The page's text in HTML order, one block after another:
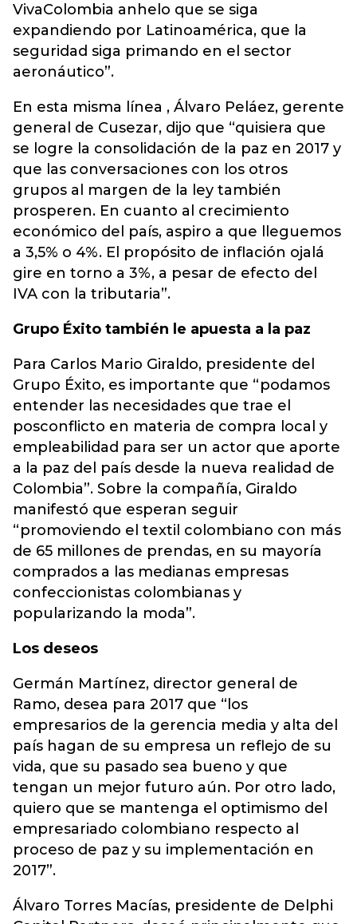
VivaColombia anhelo que se siga
expandiendo por Latinoamérica, que la
seguridad siga primando en el sector
aeronáutico”.
En esta misma línea , Álvaro Peláez, gerente
general de Cusezar, dijo que “quisiera que
se logre la consolidación de la paz en 2017 y
que las conversaciones con los otros
grupos al margen de la ley también
prosperen. En cuanto al crecimiento
económico del país, aspiro a que lleguemos
a 3,5% o 4%. El propósito de inflación ojalá
gire en torno a 3%, a pesar de efecto del
IVA con la tributaria”.
Grupo Éxito también le apuesta a la paz
Para Carlos Mario Giraldo, presidente del
Grupo Éxito, es importante que “podamos
entender las necesidades que trae el
posconflicto en materia de compra local y
empleabilidad para ser un actor que aporte
a la paz del país desde la nueva realidad de
Colombia”. Sobre la compañía, Giraldo
manifestó que esperan seguir
“promoviendo el textil colombiano con más
de 65 millones de prendas, en su mayoría
comprados a las medianas empresas
confeccionistas colombianas y
popularizando la moda”.
Los deseos
Germán Martínez, director general de
Ramo, desea para 2017 que “los
empresarios de la gerencia media y alta del
país hagan de su empresa un reflejo de su
vida, que su pasado sea bueno y que
tengan un mejor futuro aún. Por otro lado,
quiero que se mantenga el optimismo del
empresariado colombiano respecto al
proceso de paz y su implementación en
2017”.
Álvaro Torres Macías, presidente de Delphi